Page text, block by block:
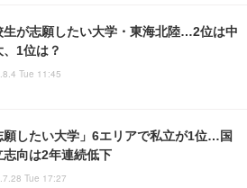
生が志願したい大学・東海北陸…2位は中
、1位は？
Tue 11:45
願したい大学」6エリアで私立が1位…国
志向は2年連続低下
Tue 17:27